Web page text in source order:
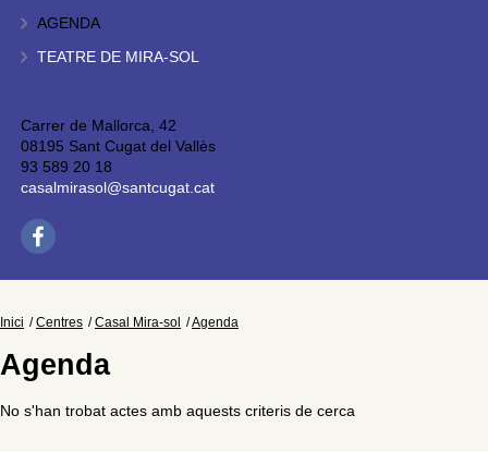
AGENDA
TEATRE DE MIRA-SOL
Carrer de Mallorca, 42
08195 Sant Cugat del Vallès
93 589 20 18
casalmirasol@santcugat.cat
Inici Centres Casal Mira-sol Agenda
Agenda
No s'han trobat actes amb aquests criteris de cerca